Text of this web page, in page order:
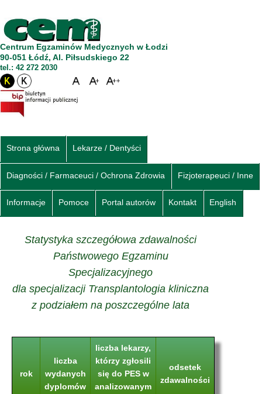
Centrum Egzaminów Medycznych w Łodzi
90-051 Łódź, Al. Piłsudskiego 22
tel.: 42 272 2030
Strona główna Lekarze / Dentyści
Diagności / Farmaceuci / Ochrona Zdrowia Fizjoterapeuci / Inne
Informacje Pomoce Portal autorów Kontakt English
Statystyka szczegółowa zdawalności
Państwowego Egzaminu
Specjalizacyjnego
dla specjalizacji Transplantologia kliniczna
z podziałem na poszczególne lata
rok
liczba
wydanych
dyplomów
liczba lekarzy,
którzy zgłosili
się do PES w
analizowanym
odsetek
zdawalności